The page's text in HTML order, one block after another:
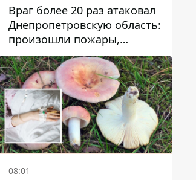
Враг более 20 раз атаковал
Днепропетровскую область:
произошли пожары,
повреждены дома,
инфраструктура и авто
08:01